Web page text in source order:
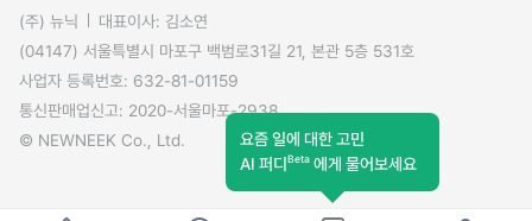
(주) 뉴닉
대표이사: 김소연
(04147) 서울특별시 마포구 백범로31길 21, 본관 5층 531호
사업자 등록번호: 632-81-01159
통신판매업신고: 2020-서울마포-2938
© NEWNEEK Co., Ltd.
요즘 일에 대한 고민
AI 퍼디Beta 에게 물어보세요